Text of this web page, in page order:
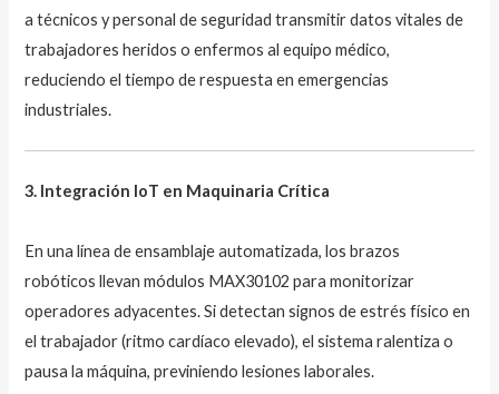
a técnicos y personal de seguridad transmitir datos vitales de
trabajadores heridos o enfermos al equipo médico,
reduciendo el tiempo de respuesta en emergencias
industriales.
3. Integración IoT en Maquinaria Crítica
En una línea de ensamblaje automatizada, los brazos
robóticos llevan módulos MAX30102 para monitorizar
operadores adyacentes. Si detectan signos de estrés físico en
el trabajador (ritmo cardíaco elevado), el sistema ralentiza o
pausa la máquina, previniendo lesiones laborales.